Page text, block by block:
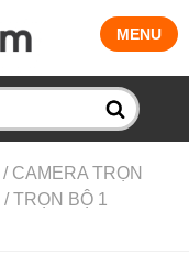
MENU
/ CAMERA TRỌN
/ TRỌN BỘ 1